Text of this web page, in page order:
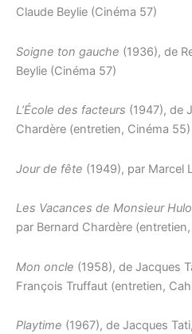
Claude Beylie (Cinéma 57)
Soigne ton gauche (1936), de
Beylie (Cinéma 57)
L’École des facteurs (1947), de
Chardère (entretien, Cinéma 55)
Jour de fête (1949), par Marcel
Les Vacances de Monsieur
par Bernard Chardère
Mon oncle (1958), de Jacques
François Truffaut (entretien,
Playtime (1967), de Jacques